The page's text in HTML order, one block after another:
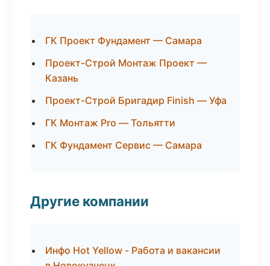
ГК Проект Фундамент — Самара
Проект-Строй Монтаж Проект —
Казань
Проект-Строй Бригадир Finish — Уфа
ГК Монтаж Pro — Тольятти
ГК Фундамент Сервис — Самара
Другие компании
Инфо Hot Yellow - Работа и вакансии